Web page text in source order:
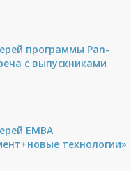
программы Pan-
с выпускниками
ЕМВА
технологии»